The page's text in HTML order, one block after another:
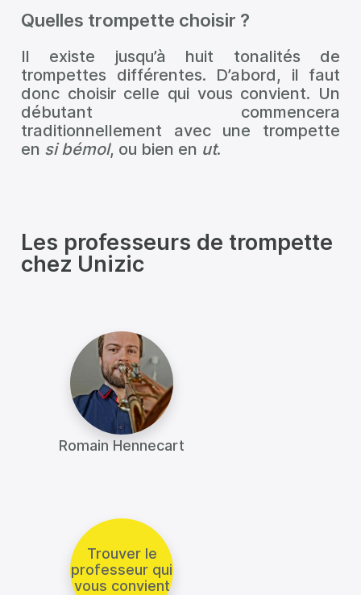
Quelles trompette choisir ?
Il existe jusqu’à huit tonalités de
trompettes différentes. D’abord, il faut
donc choisir celle qui vous convient. Un
débutant commencera
traditionnellement avec une trompette
en si bémol, ou bien en ut.
Les professeurs de trompette
chez Unizic
Romain Hennecart
Trouver le
professeur qui
vous convient